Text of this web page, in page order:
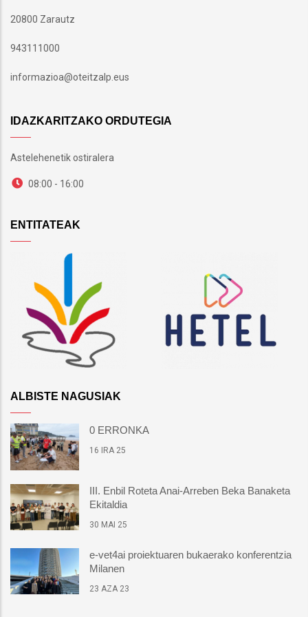
20800 Zarautz
943111000
informazioa@oteitzalp.eus
IDAZKARITZAKO ORDUTEGIA
Astelehenetik ostiralera
08:00 - 16:00
ENTITATEAK
ALBISTE NAGUSIAK
0 ERRONKA
16 IRA 25
III. Enbil Roteta Anai-Arreben Beka Banaketa
Ekitaldia
30 MAI 25
e-vet4ai proiektuaren bukaerako konferentzia
Milanen
23 AZA 23